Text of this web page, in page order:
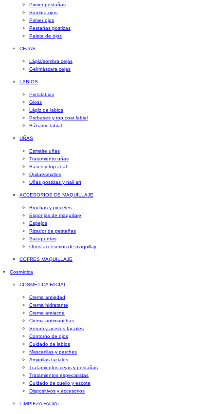
Primer pestañas
Sombra ojos
Primer ojos
Pestañas postizas
Paleta de ojos
CEJAS
Lápiz/sombra cejas
Gel/máscara cejas
LABIOS
Pintalabios
Gloss
Lápiz de labios
Prebases y top coat labial
Bálsamo labial
UÑAS
Esmalte uñas
Tratamiento uñas
Bases y top coat
Quitaesmaltes
Uñas postizas y nail art
ACCESORIOS DE MAQUILLAJE
Brochas y pinceles
Esponjas de maquillaje
Espejos
Rizador de pestañas
Sacapuntas
Otros accesorios de maquillaje
COFRES MAQUILLAJE
Cosmética
COSMÉTICA FACIAL
Crema antiedad
Crema hidratante
Crema antiacné
Crema antimanchas
Serum y aceites faciales
Contorno de ojos
Cuidado de labios
Mascarillas y parches
Ampollas faciales
Tratamientos cejas y pestañas
Tratamientos especialistas
Cuidado de cuello y escote
Dispositivos y accesorios
LIMPIEZA FACIAL